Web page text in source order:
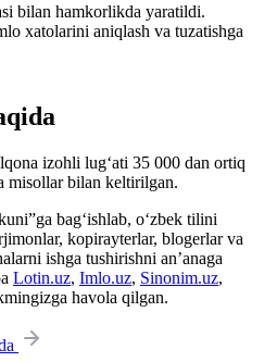
bilan hamkorlikda yaratildi.
xatolarini aniqlash va tuzatishga
izohli lug‘ati 35 000 dan ortiq
misollar bilan keltirilgan.
bag‘ishlab, o‘zbek tilini
kopirayterlar, blogerlar va
ishga tushirishni an’anaga
Lotin.uz, Imlo.uz, Sinonim.uz,
havola qilgan.